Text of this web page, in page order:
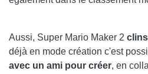
Aussi, Super Mario Maker 2
déjà en mode création c'est
avec un ami pour créer, en